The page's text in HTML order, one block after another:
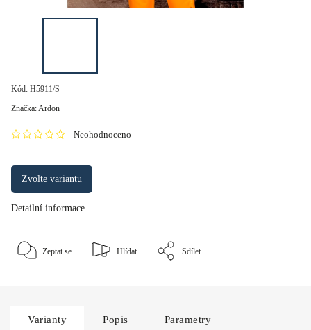
Kód: H5911/S
Neohodnoceno
Značka:Ardon
Zvolte variantu
Detailní informace
Zeptat se Hlídat Sdílet
Varianty Popis Parametry